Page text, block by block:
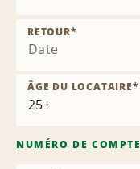
Date
RETOUR*
ÂGE DU LOCATAIRE*
NUMÉRO DE COMPTE